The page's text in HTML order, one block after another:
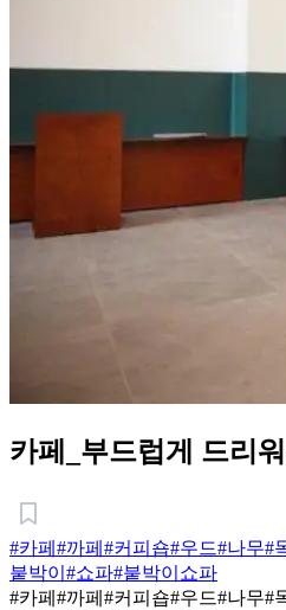
카페_부드럽게 드리
#카페 #까페 #커피숍#우드#나무#
붙박이 #쇼파#붙박이쇼파
#카페 #까페 #커피숍#우드#나무#